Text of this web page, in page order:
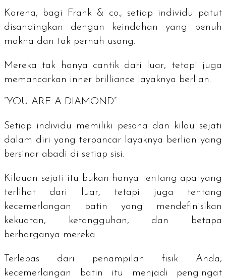
Karena, bagi Frank & co., setiap individu patut
disandingkan dengan keindahan yang penuh
makna dan tak pernah usang.
Mereka tak hanya cantik dari luar, tetapi juga
memancarkan inner brilliance layaknya berlian.
“YOU ARE A DIAMOND”
Setiap individu memiliki pesona dan kilau sejati
dalam diri yang terpancar layaknya berlian yang
bersinar abadi di setiap sisi.
Kilauan sejati itu bukan hanya tentang apa yang
terlihat dari luar, tetapi juga tentang
kecemerlangan batin yang mendefinisikan
kekuatan, ketangguhan, dan betapa
berharganya mereka.
Terlepas dari penampilan fisik Anda,
kecemerlangan batin itu menjadi pengingat